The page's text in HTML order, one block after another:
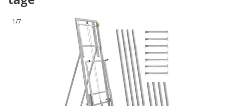
1/7